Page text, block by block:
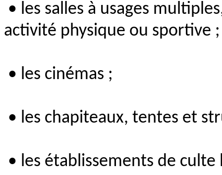
• les salles à usages
activité physique ou sportive ;
• les cinémas ;
• les chapiteaux, tentes et
• les établissements de